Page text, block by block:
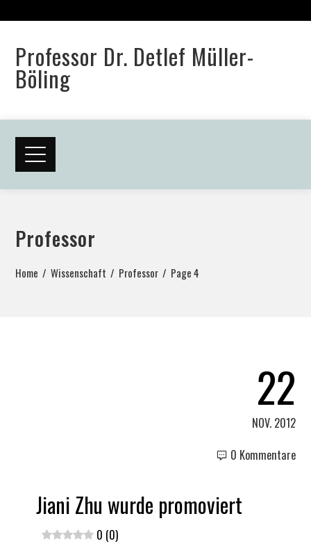
Professor Dr. Detlef Müller-
Böling
Professor
Home Wissenschaft Professor Page 4
22
NOV. 2012
0 Kommentare
Jiani Zhu wurde promoviert
0 (0)